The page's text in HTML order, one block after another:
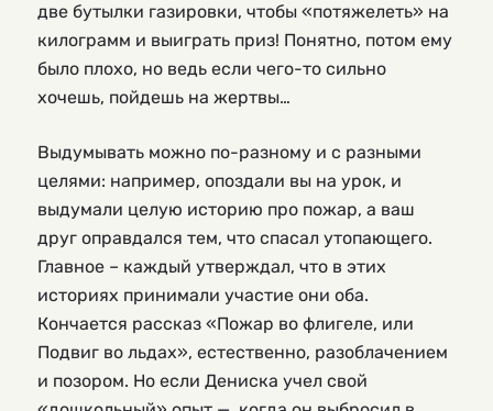
две бутылки газировки, чтобы «потяжелеть» на
килограмм и выиграть приз! Понятно, потом ему
было плохо, но ведь если чего-то сильно
хочешь, пойдешь на жертвы…
Выдумывать можно по-разному и с разными
целями: например, опоздали вы на урок, и
выдумали целую историю про пожар, а ваш
друг оправдался тем, что спасал утопающего.
Главное – каждый утверждал, что в этих
историях принимали участие они оба.
Кончается рассказ «Пожар во флигеле, или
Подвиг во льдах», естественно, разоблачением
и позором. Но если Дениска учел свой